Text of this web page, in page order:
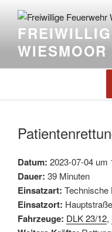
WIESMOOR
Datum: 2023-07-04 um
Dauer: 39 Minuten
Einsatzart: Technische
Einsatzort: Hauptstraße
Fahrzeuge: DLK 23/12,